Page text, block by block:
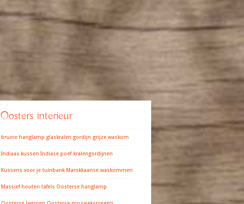
Oosters interieur
bruine hanglamp glaskralen gordijn grijze waskom
Indiaas kussen Indiase poef kralengordijnen
Kussens voor je tuinbank Marokkaanse waskommen
Massief houten tafels Oosterse hanglamp